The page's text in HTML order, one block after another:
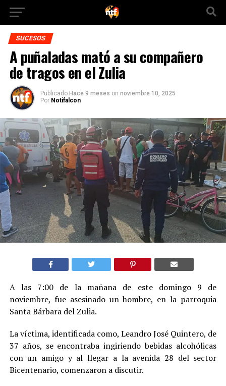
SUCESOS
A puñaladas mató a su compañero
de tragos en el Zulia
Publicado Hace 9 meses on noviembre 10, 2025
Por Notifalcon
A las 7:00 de la mañana de este domingo 9 de
noviembre, fue asesinado un hombre, en la parroquia
Santa Bárbara del Zulia.
La víctima, identificada como, Leandro José Quintero, de
37 años, se encontraba ingiriendo bebidas alcohólicas
con un amigo y al llegar a la avenida 28 del sector
Bicentenario, comenzaron a discutir.